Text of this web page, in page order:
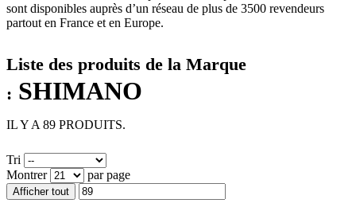
sont disponibles auprès d’un réseau de plus de 3500 revendeurs
partout en France et en Europe.
Liste des produits de la Marque
: SHIMANO
IL Y A 89 PRODUITS.
Tri
Montrer
par page
Afficher tout